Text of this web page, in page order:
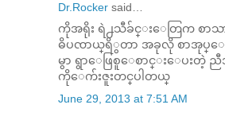
Dr.Rocker said…
ကိုအရိုး ရဲ႕သီခ်င္ း ေတြက စာသ
ဓိပၸာယ္ ရိွတာ အခုလို စာအုပ္
မွာ ရွာ ေဖြစူ ေစာင္ း ေပးတဲ့
ကို ေက်းဇူးတင္ ပါတယ္
June 29, 2013 at 7:51 AM